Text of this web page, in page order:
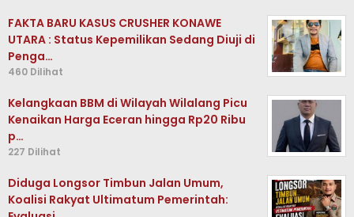
FAKTA BARU KASUS CRUSHER KONAWE
UTARA : Status Kepemilikan Sedang Diuji di
Penga…
460 Dilihat
Kelangkaan BBM di Wilayah Wilalang Picu
Kenaikan Harga Eceran hingga Rp20 Ribu
p…
227 Dilihat
Diduga Longsor Timbun Jalan Umum,
Koalisi Rakyat Ultimatum Pemerintah: